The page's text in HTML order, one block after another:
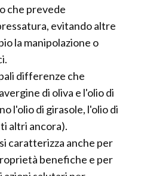
che prevede
evitando altre
la manipolazione o
differenze che
di oliva e l'olio di
l'olio di girasole, l'olio di
altri ancora).
caratterizza anche per
benefiche e per